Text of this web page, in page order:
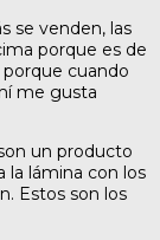
se venden, las
porque es de
cuando
me gusta
un producto
la lámina con los
Estos son los